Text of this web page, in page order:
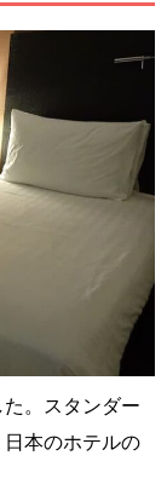
。スタンダー
日本のホテルの